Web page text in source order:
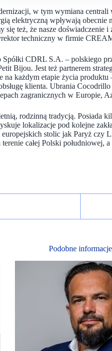
w tym wymiana
elektryczną wpływają
się też, że nasze
techniczny w firmie
CDRL S.A. – polskiego
Bijou. Jest też partnerem
na każdym etapie życia
klienta. Ubrania
zagranicznych w Europie,
rodzinną tradycją. Posiada
lokalizacje pod kolejne
stolic jak Paryż czy
całej Polski
Podobne informacje